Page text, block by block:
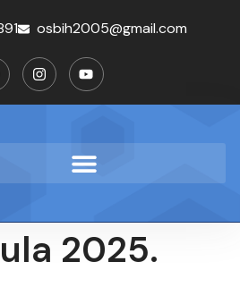
osbih2005@gmail.com
2025.